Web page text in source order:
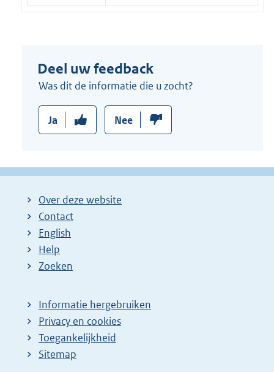
Deel uw feedback
Was dit de informatie die u zocht?
Ja Nee
Over deze website
Contact
English
Help
Zoeken
Informatie hergebruiken
Privacy en cookies
Toegankelijkheid
Sitemap